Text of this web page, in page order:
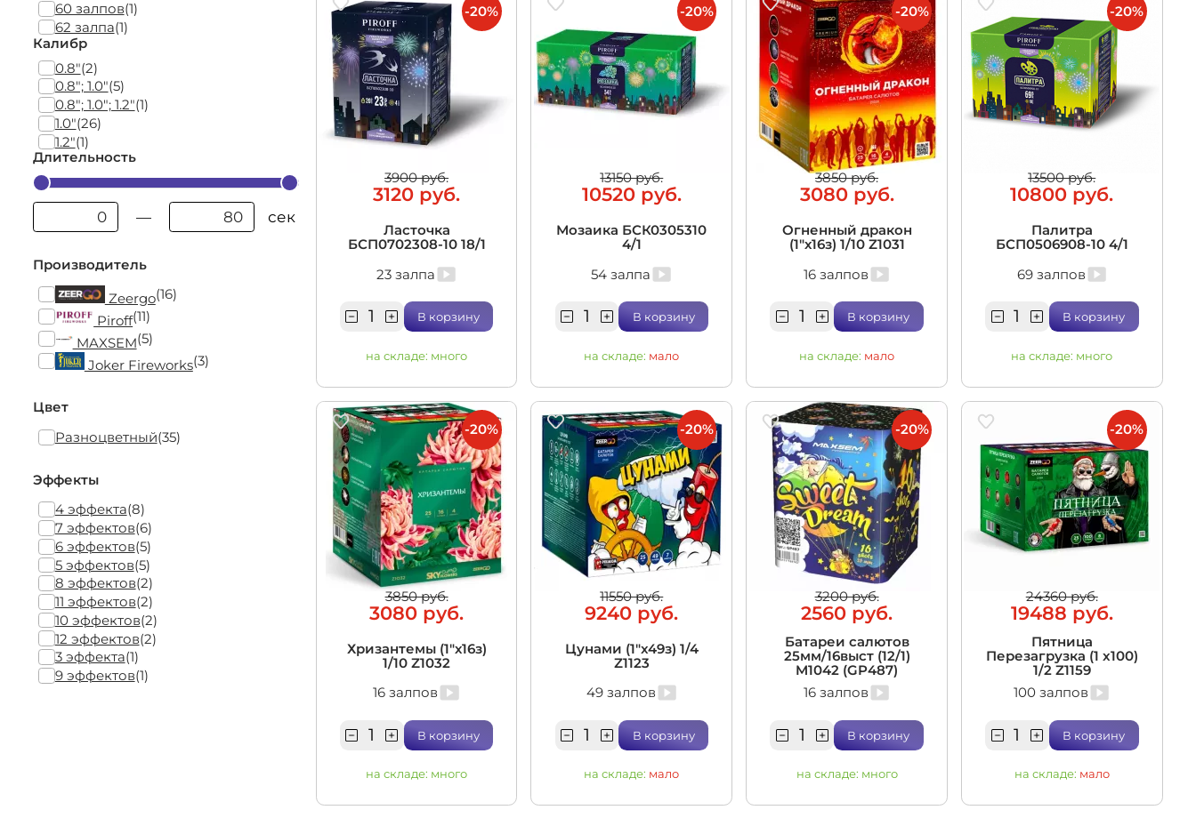
60 залпов(1)
62 залпа(1)
Калибр
0.8"(2)
0.8"; 1.0"(5)
0.8"; 1.0"; 1.2"(1)
1.0"(26)
1.2"(1)
Длительность
— сек
Производитель
Zeergo(16)
Piroff(11)
MAXSEM(5)
Joker Fireworks(3)
Цвет
Разноцветный(35)
Эффекты
4 эффекта(8)
7 эффектов(6)
6 эффектов(5)
5 эффектов(5)
8 эффектов(2)
11 эффектов(2)
10 эффектов(2)
12 эффектов(2)
3 эффекта(1)
9 эффектов(1)
3900 руб.
3120 руб.
Ласточка
БСП0702308-10 18/1
23 залпа
В корзину
на складе: много
-20%
13150 руб.
10520 руб.
Мозаика БСК0305310
4/1
54 залпа
В корзину
на складе: мало
-20%
3850 руб.
3080 руб.
Огненный дракон
(1"х16з) 1/10 Z1031
16 залпов
В корзину
на складе: мало
-20%
13500 руб.
10800 руб.
Палитра
БСП0506908-10 4/1
69 залпов
В корзину
на складе: много
-20%
3850 руб.
3080 руб.
Хризантемы (1"х16з)
1/10 Z1032
16 залпов
В корзину
на складе: много
-20%
11550 руб.
9240 руб.
Цунами (1"x49з) 1/4
Z1123
49 залпов
В корзину
на складе: мало
-20%
3200 руб.
2560 руб.
Батареи салютов
25мм/16выст (12/1)
M1042 (GP487)
16 залпов
В корзину
на складе: много
-20%
24360 руб.
19488 руб.
Пятница
Перезагрузка (1 x100)
1/2 Z1159
100 залпов
В корзину
на складе: мало
-20%